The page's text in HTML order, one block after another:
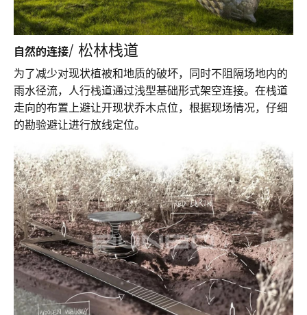
自然的连接/ 松林栈道
为了减少对现状植被和地质的破坏，同时不阻隔场地内的
雨水径流，人行栈道通过浅型基础形式架空连接。在栈道
走向的布置上避让开现状乔木点位，根据现场情况，仔细
的勘验避让进行放线定位。